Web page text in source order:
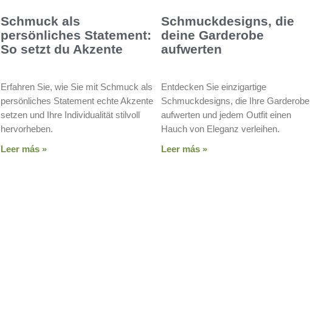
Schmuck als
persönliches Statement:
So setzt du Akzente
Erfahren Sie, wie Sie mit Schmuck als
persönliches Statement echte Akzente
setzen und Ihre Individualität stilvoll
hervorheben.
Leer más »
Schmuckdesigns, die
deine Garderobe
aufwerten
Entdecken Sie einzigartige
Schmuckdesigns, die Ihre Garderobe
aufwerten und jedem Outfit einen
Hauch von Eleganz verleihen.
Leer más »